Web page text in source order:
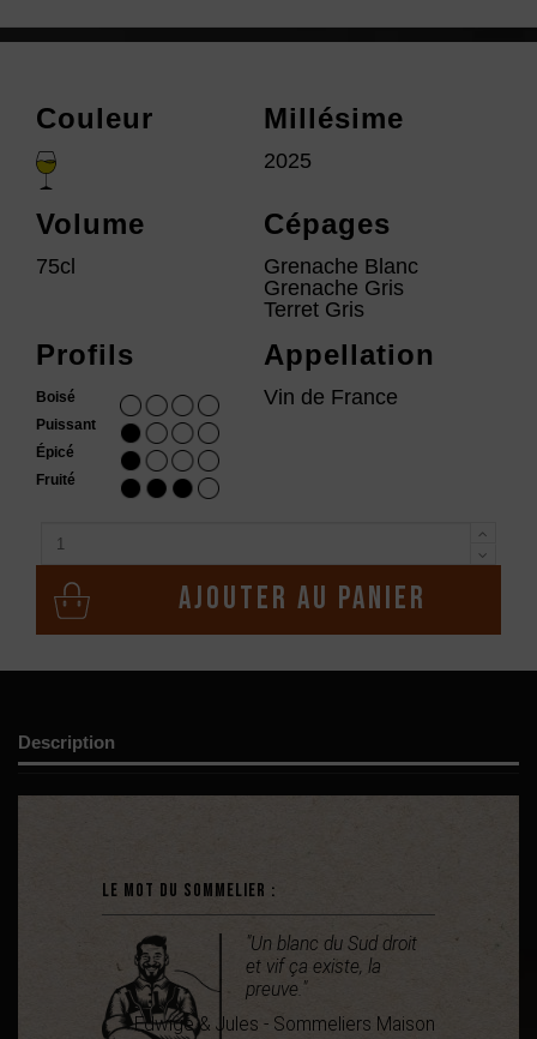
Couleur Millésime
2025
Volume
75cl
Cépages
Grenache Blanc
Grenache Gris
Terret Gris
Profils
Boisé
Puissant
Épicé
Fruité
Appellation
Vin de France
Ajouter au panier
Description
Le mot du sommelier :
"Un blanc du Sud droit
et vif ça existe, la
preuve."
Edwige & Jules - Sommeliers Maison